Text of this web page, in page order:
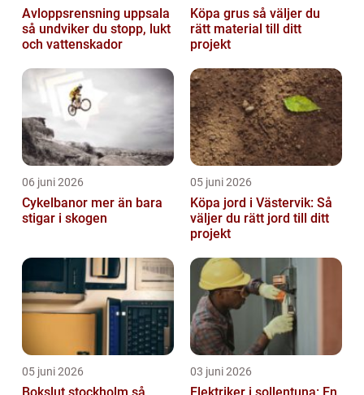
Avloppsrensning uppsala
så undviker du stopp, lukt
och vattenskador
Köpa grus så väljer du
rätt material till ditt
projekt
06 juni 2026
Cykelbanor mer än bara
stigar i skogen
05 juni 2026
Köpa jord i Västervik: Så
väljer du rätt jord till ditt
projekt
05 juni 2026 03 juni 2026